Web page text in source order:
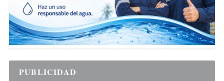
PUBLICIDAD